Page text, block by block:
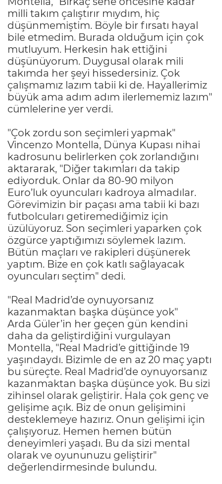
milli takım çalıştırır mıydım, hiç
düşünmemiştim. Böyle bir fırsatı hayal
bile etmedim. Burada olduğum için çok
mutluyum. Herkesin hak ettiğini
düşünüyorum. Duygusal olarak mili
takımda her şeyi hissedersiniz. Çok
çalışmamız lazım tabii ki de. Hayallerimiz
büyük ama adım adım ilerlememiz lazım"
cümlelerine yer verdi.
"Çok zordu son seçimleri yapmak"
Vincenzo Montella, Dünya Kupası nihai
kadrosunu belirlerken çok zorlandığını
aktararak, "Diğer takımları da takip
ediyorduk. Onlar da 80-90 milyon
Euro’luk oyuncuları kadroya almadılar.
Görevimizin bir paçası ama tabii ki bazı
futbolcuları getiremediğimiz için
üzülüyoruz. Son seçimleri yaparken çok
özgürce yaptığımızı söylemek lazım.
Bütün maçları ve rakipleri düşünerek
yaptım. Bize en çok katlı sağlayacak
oyuncuları seçtim" dedi.
"Real Madrid’de oynuyorsanız
kazanmaktan başka düşünce yok"
Arda Güler’in her geçen gün kendini
daha da geliştirdiğini vurgulayan
Montella, "Real Madrid’e gittiğinde 19
yaşındaydı. Bizimle de en az 20 maç yaptı
bu süreçte. Real Madrid’de oynuyorsanız
kazanmaktan başka düşünce yok. Bu sizi
zihinsel olarak geliştirir. Hala çok genç ve
gelişime açık. Biz de onun gelişimini
desteklemeye hazırız. Onun gelişimi için
çalışıyoruz. Hemen hemen bütün
deneyimleri yaşadı. Bu da sizi mental
olarak ve oyununuzu geliştirir"
değerlendirmesinde bulundu.